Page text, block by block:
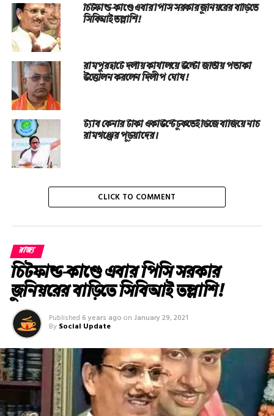
চিটফান্ড-কাণ্ডে এবার পিসি সরকার জুনিয়রের বাড়িতে
সিবিআই তল্লাশি!
রামপুরহাটে দলীয় কার্যালয়ে উল্টো জাতীয় পতাকা
উত্তোলন করলেন দিলীপ ঘোষ!
ট্যাব কেনার টাকা একাউন্টে ঢুকতেই ডিজে বাজিয়ে নাচ
রামগঞ্জের পড়ুয়াদের।
CLICK TO COMMENT
রাজ্য
চিটফান্ড-কাণ্ডে এবার পিসি সরকার
জুনিয়রের বাড়িতে সিবিআই তল্লাশি!
Published 6 years ago on January 29, 2021
By Social Update